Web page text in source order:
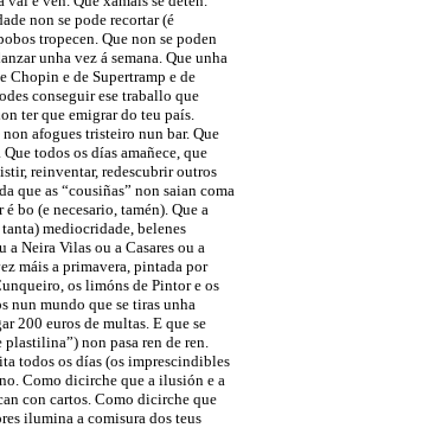
non se pode recortar (é
tropecen. Que non se poden
unha vez á semana. Que unha
Chopin e de Supertramp e de
conseguir ese traballo que
ter que emigrar do teu país.
afogues tristeiro nun bar. Que
todos os días amañece, que
reinventar, redescubrir outros
que as “cousiñas” non saian coma
bo (e necesario, tamén). Que a
mediocridade, belenes
Neira Vilas ou a Casares ou a
máis a primavera, pintada por
os limóns de Pintor e os
nun mundo que se tiras unha
200 euros de multas. E que se
non pasa ren de ren.
todos os días (os imprescindibles
Como dicirche que a ilusión e a
con cartos. Como dicirche que
ilumina a comisura dos teus